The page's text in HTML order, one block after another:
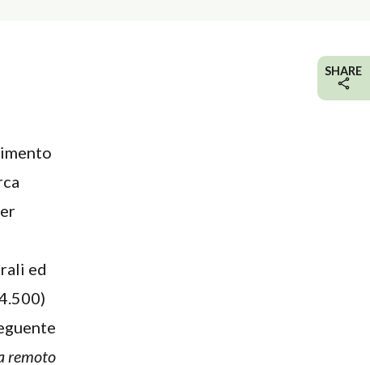
SHARE
ed
remoto